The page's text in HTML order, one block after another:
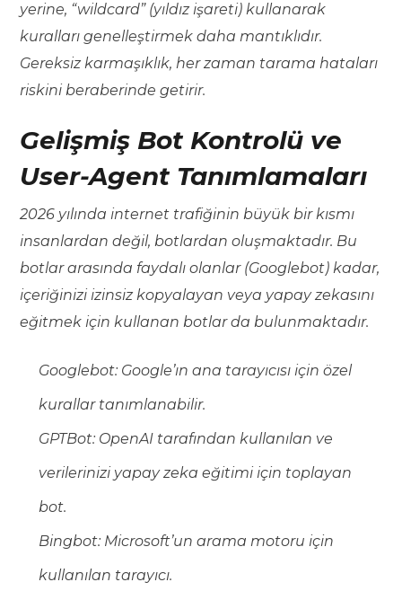
yerine, “wildcard” (yıldız işareti) kullanarak
kuralları genelleştirmek daha mantıklıdır.
Gereksiz karmaşıklık, her zaman tarama hataları
riskini beraberinde getirir.
Gelişmiş Bot Kontrolü ve
User-Agent Tanımlamaları
2026 yılında internet trafiğinin büyük bir kısmı
insanlardan değil, botlardan oluşmaktadır. Bu
botlar arasında faydalı olanlar (Googlebot) kadar,
içeriğinizi izinsiz kopyalayan veya yapay zekasını
eğitmek için kullanan botlar da bulunmaktadır.
Googlebot: Google’ın ana tarayıcısı için özel
kurallar tanımlanabilir.
GPTBot: OpenAI tarafından kullanılan ve
verilerinizi yapay zeka eğitimi için toplayan
bot.
Bingbot: Microsoft’un arama motoru için
kullanılan tarayıcı.